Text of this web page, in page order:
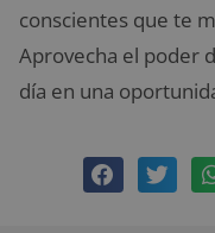
conscientes que te
Aprovecha el poder
día en una